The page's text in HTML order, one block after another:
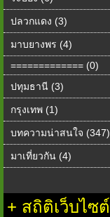
ปลวกแดง (3)
มาบยางพร (4)
============= (0)
ปทุมธานี (3)
กรุงเทพ (1)
บทความน่าสนใจ (347)
มาเที่ยวกัน (4)
+ สถิติเว็บไซต์